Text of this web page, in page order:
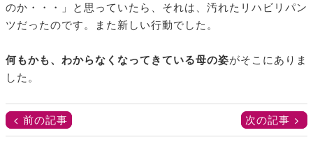
のか・・・」と思っていたら、それは、汚れたリハビリパン
ツだったのです。また新しい行動でした。
何もかも、わからなくなってきている母の姿がそこにありま
した。
次の記事
前の記事